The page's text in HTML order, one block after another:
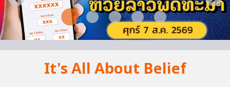
It's All About Belief